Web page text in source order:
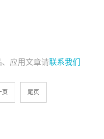
、应用文章请联系我们
页 尾页